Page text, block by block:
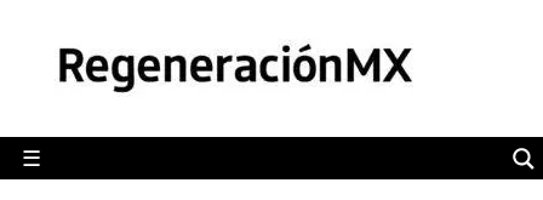
content
☰
POLÍTICA
CAMALEÓN